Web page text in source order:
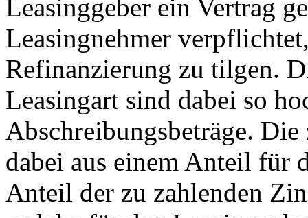
Leasinggeber ein Vertrag
Leasingnehmer
Refinanzierung zu tilgen.
Leasingart sind dabei so
Abschreibungsbeträge.
dabei aus einem Anteil für
Anteil der zu zahlenden